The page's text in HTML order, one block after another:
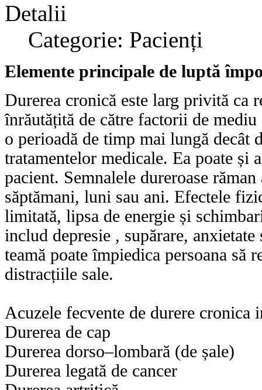
Detalii
Categorie: Pacienți
Elemente principale de luptă
Durerea cronică este larg privită ca
înrăutățită de către factorii de
o perioadă de timp mai lungă decât
tratamentelor medicale. Ea poate și
pacient. Semnalele dureroase
săptămani, luni sau ani. Efectele
limitată, lipsa de energie și
includ depresie , supărare,
teamă poate împiedica persoana să
distracțiile sale.
Acuzele fecvente de durere cronica
Durerea de cap
Durerea dorso–lombară (de șale)
Durerea legată de cancer